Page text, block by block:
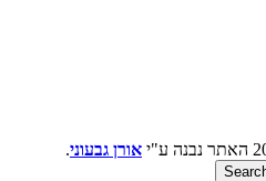
ע"י אורן גבעוני.